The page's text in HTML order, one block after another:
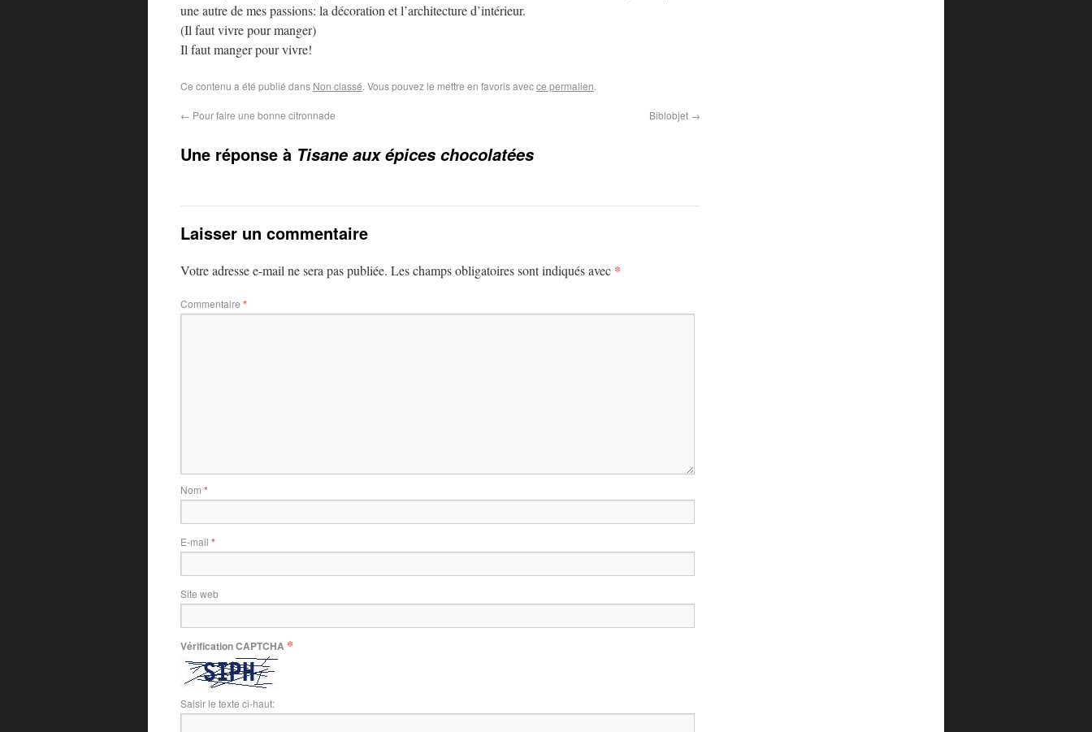
une autre de mes passions: la décoration et l’architecture d’intérieur.
(Il faut vivre pour manger)
Il faut manger pour vivre!
Ce contenu a été publié dans Non classé. Vous pouvez le mettre en favoris avecce permalien.
← Pour faire une bonne citronnade Biblobjet →
Une réponse à Tisane aux épices chocolatées
Laisser un commentaire
Votre adresse e-mail ne sera pas publiée. Les champs obligatoires sont indiqués avec *
Commentaire *
Nom *
E-mail *
Site web
Vérification CAPTCHA *
Saisir le texte ci-haut: